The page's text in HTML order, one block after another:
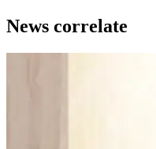
News correlate